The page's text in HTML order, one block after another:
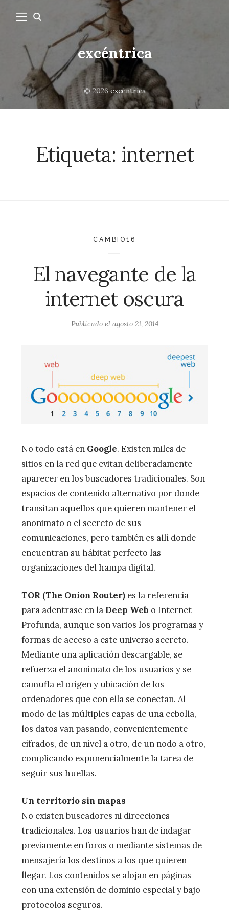
excéntrica
© 2026excéntrica
Etiqueta: internet
CAMBIO16
El navegante de la
internet oscura
Publicado el agosto 21, 2014
No todo está en Google. Existen miles de
sitios en la red que evitan deliberadamente
aparecer en los buscadores tradicionales. Son
espacios de contenido alternativo por donde
transitan aquellos que quieren mantener el
anonimato o el secreto de sus
comunicaciones, pero también es allí donde
encuentran su hábitat perfecto las
organizaciones del hampa digital.
TOR (The Onion Router) es la referencia
para adentrase en la Deep Web o Internet
Profunda, aunque son varios los programas y
formas de acceso a este universo secreto.
Mediante una aplicación descargable, se
refuerza el anonimato de los usuarios y se
camufla el origen y ubicación de los
ordenadores que con ella se conectan. Al
modo de las múltiples capas de una cebolla,
los datos van pasando, convenientemente
cifrados, de un nivel a otro, de un nodo a otro,
complicando exponencialmente la tarea de
seguir sus huellas.
Un territorio sin mapas
No existen buscadores ni direcciones
tradicionales. Los usuarios han de indagar
previamente en foros o mediante sistemas de
mensajería los destinos a los que quieren
llegar. Los contenidos se alojan en páginas
con una extensión de dominio especial y bajo
protocolos seguros.